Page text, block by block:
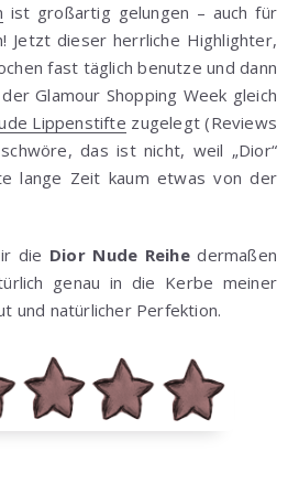
ist großartig gelungen – auch für
Jetzt dieser herrliche Highlighter,
fast täglich benutze und dann
Glamour Shopping Week gleich
Lippenstifte zugelegt (Reviews
das ist nicht, weil „Dior“
lange Zeit kaum etwas von der
die Dior Nude Reihedermaßen
genau in die Kerbe meiner
und natürlicher Perfektion.